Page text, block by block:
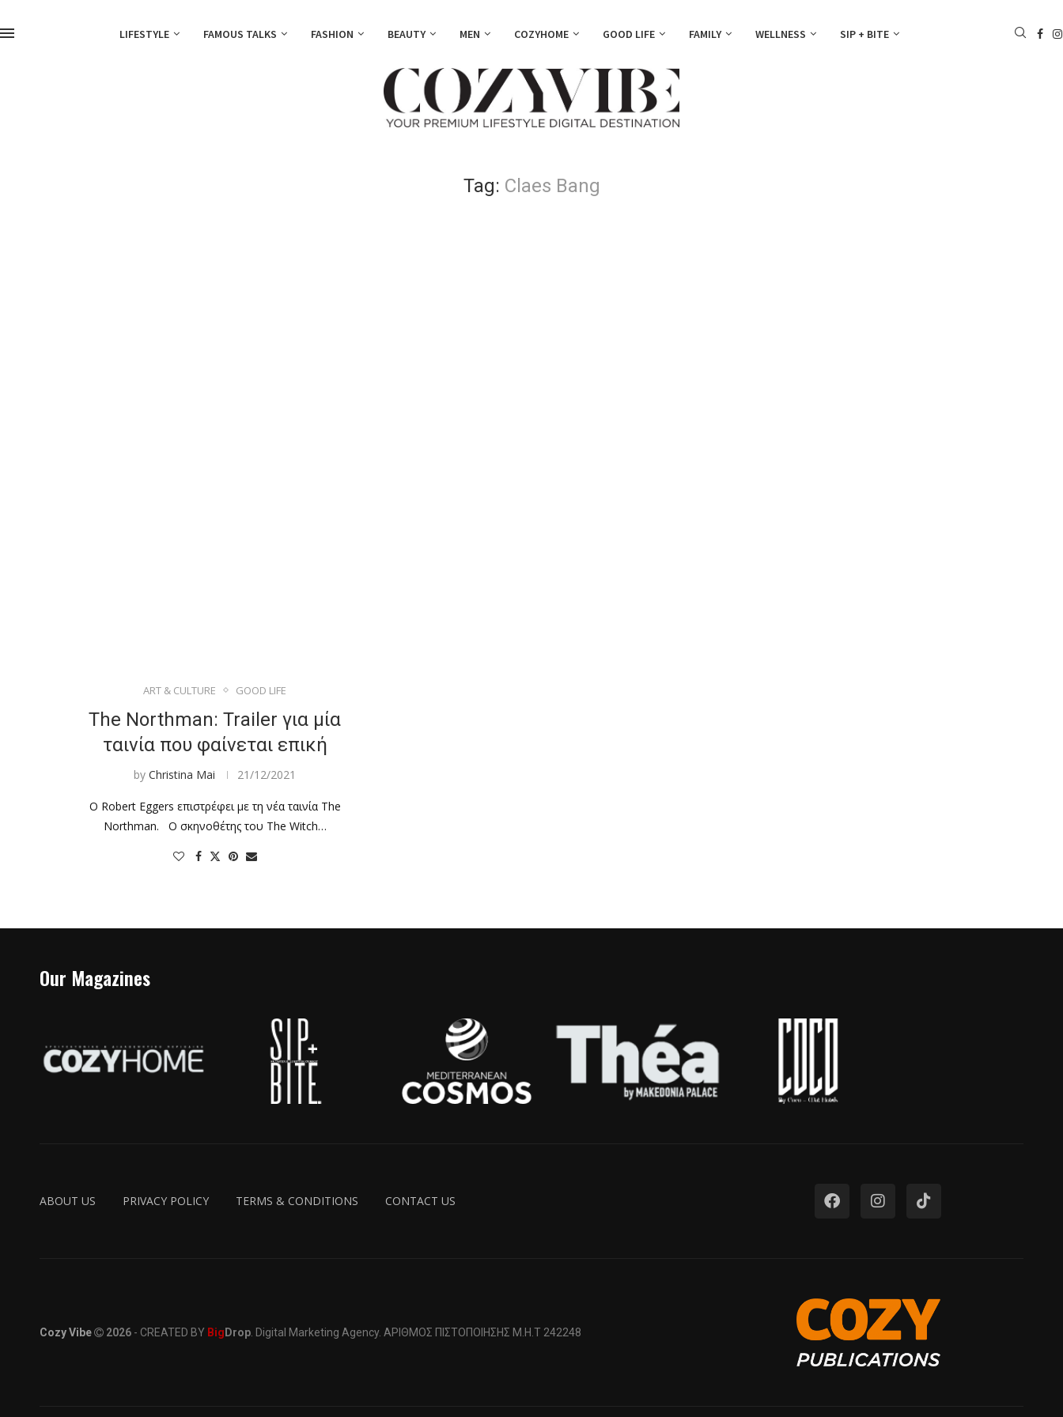
LIFESTYLE FAMOUS TALKS FASHION BEAUTY MEN COZYHOME GOOD LIFE FAMILY WELLNESS SIP + BITE
Tag: Claes Bang
ART & CULTURE GOOD LIFE
The Northman: Trailer για μία
ταινία που φαίνεται επική
byChristina Mai 21/12/2021
Ο Robert Eggers επιστρέφει με τη νέα ταινία The
Northman. Ο σκηνοθέτης του The Witch…
Our Magazines
ABOUT US PRIVACY POLICY TERMS & CONDITIONS CONTACT US
Cozy Vibe 2026 - CREATED BY BigDrop . Digital Marketing Agency. ΑΡΙΘΜΟΣ ΠΙΣΤΟΠΟΙΗΣΗΣ Μ.Η.Τ 242248